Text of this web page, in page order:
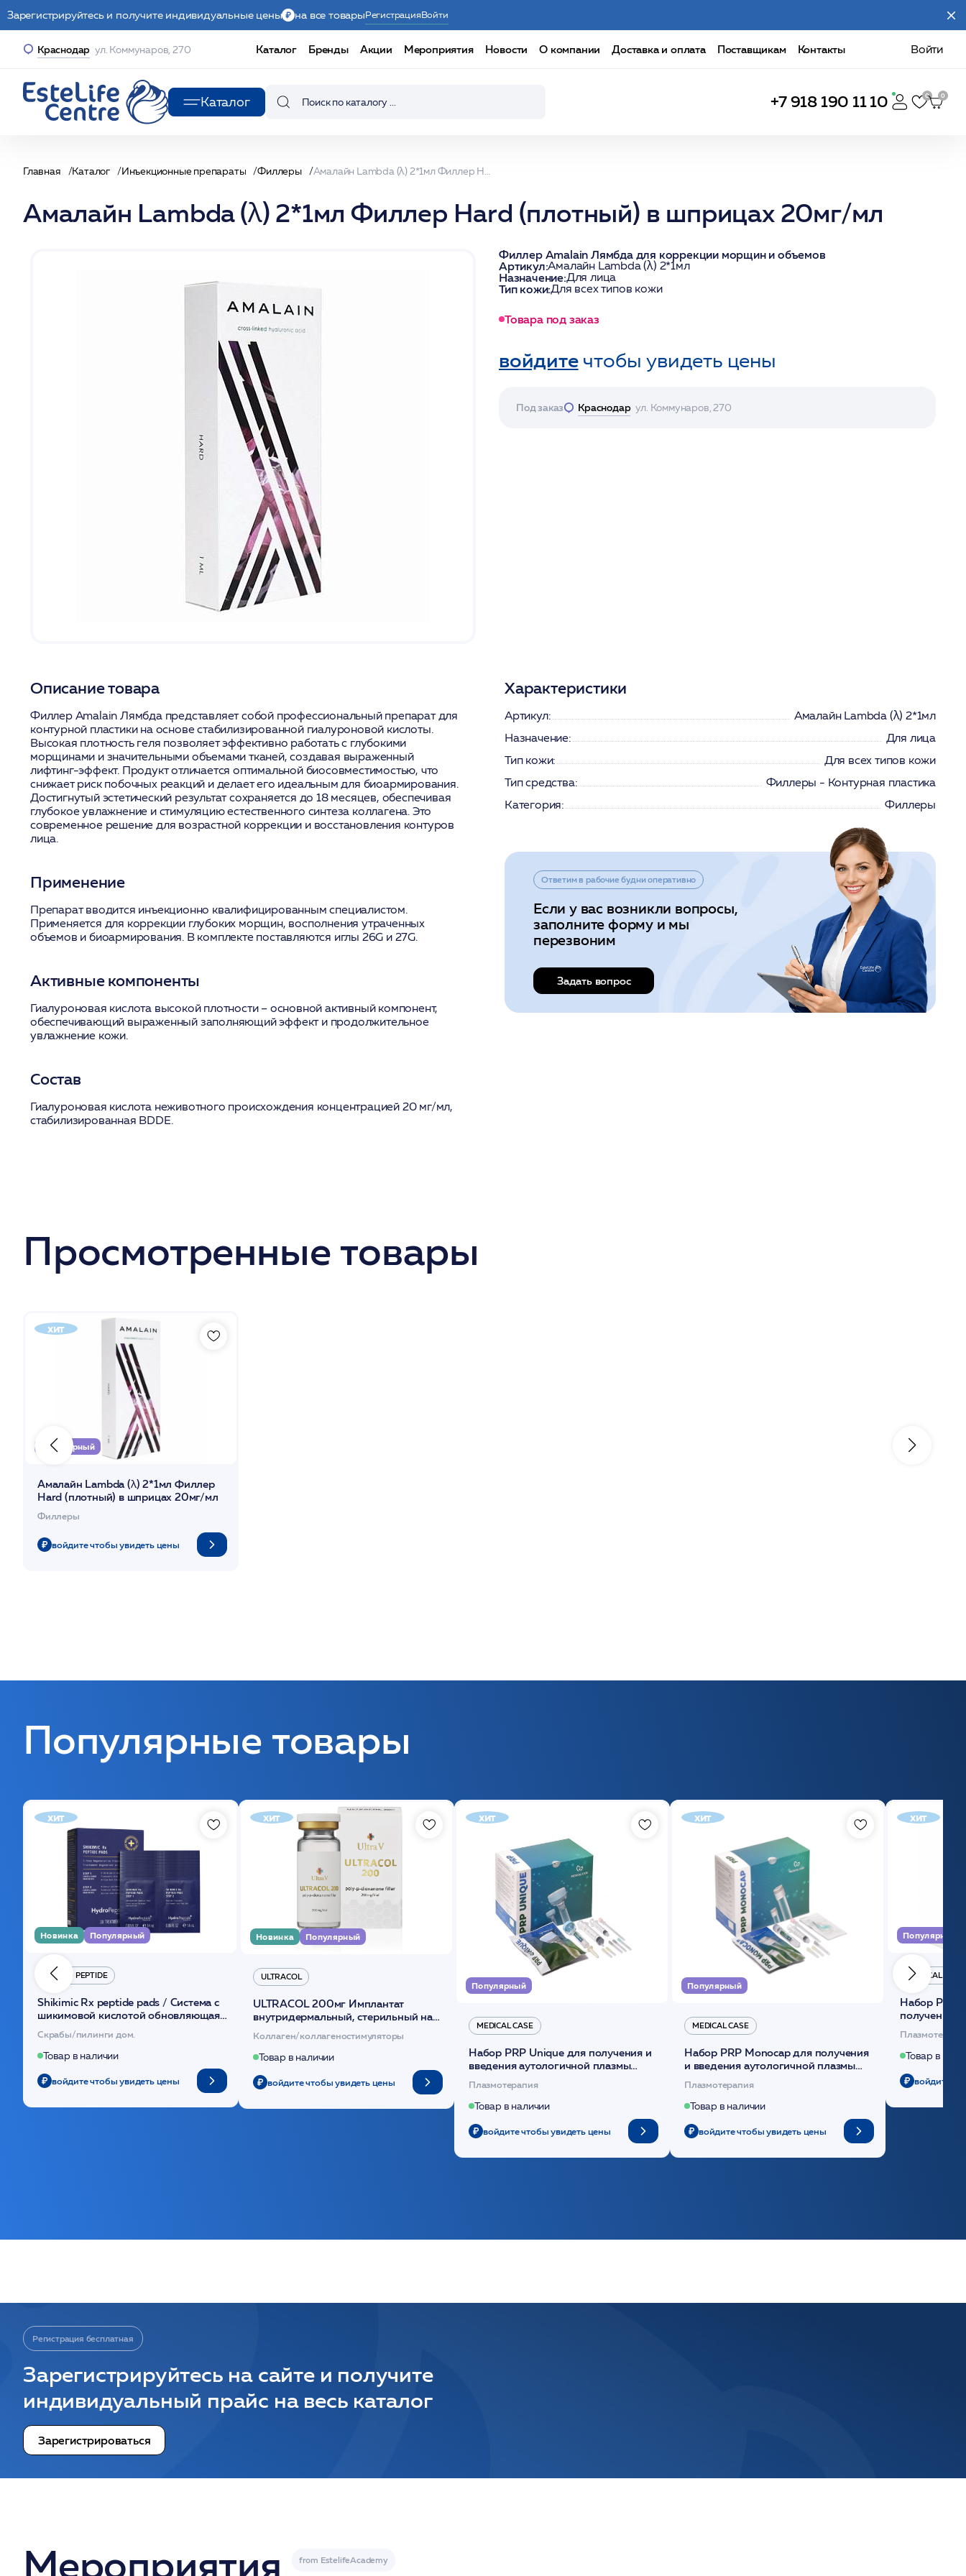
Зарегистрируйтесь и получите индивидуальные цены на все товарыРегистрацияВойти
Краснодар ул. Коммунаров, 270 Каталог Бренды Акции Мероприятия Новости О компании Доставка и оплата Поставщикам Контакты Войти
Каталог +7 918 190 11 10
Главная Каталог Инъекционные препараты Филлеры
Амалайн Lambda (λ) 2*1мл Филлер Hard (плотный) в шприцах 20мг/мл
Филлер Amalain Лямбда для коррекции морщин и объемов
Артикул:Амалайн Lambda (λ) 2*1мл
Назначение:Для лица
Тип кожи:Для всех типов кожи
Товара под заказ
войдитечтобы увидеть цены
Под заказ Краснодар ул. Коммунаров, 270
Описание товара
Филлер Amalain Лямбда представляет собой профессиональный препарат для
контурной пластики на основе стабилизированной гиалуроновой кислоты.
Высокая плотность геля позволяет эффективно работать с глубокими
морщинами и значительными объемами тканей, создавая выраженный
лифтинг-эффект. Продукт отличается оптимальной биосовместимостью, что
снижает риск побочных реакций и делает его идеальным для биоармирования.
Достигнутый эстетический результат сохраняется до 18 месяцев, обеспечивая
глубокое увлажнение и стимуляцию естественного синтеза коллагена. Это
современное решение для возрастной коррекции и восстановления контуров
лица.
Применение
Препарат вводится инъекционно квалифицированным специалистом.
Применяется для коррекции глубоких морщин, восполнения утраченных
объемов и биоармирования. В комплекте поставляются иглы 26G и 27G.
Активные компоненты
Гиалуроновая кислота высокой плотности – основной активный компонент,
обеспечивающий выраженный заполняющий эффект и продолжительное
увлажнение кожи.
Состав
Гиалуроновая кислота неживотного происхождения концентрацией 20 мг/мл,
стабилизированная BDDE.
Характеристики
Артикул:
Амалайн Lambda (λ) 2*1мл
Назначение:
Для лица
Тип кожи:
Для всех типов кожи
Тип средства:
Филлеры - Контурная пластика
Категория:
Филлеры
Ответим в рабочие будни оперативно
Если у вас возникли вопросы,
заполните форму и мы
перезвоним
Задать вопрос
Просмотренные товары
хит
Популярный
Амалайн Lambda (λ) 2*1мл Филлер
Hard (плотный) в шприцах 20мг/мл
Филлеры
войдите чтобы увидеть цены
Популярные товары
хит
Новинка Популярный
HYDRO PEPTIDE
Shikimic Rx peptide pads / Cистема с
шикимовой кислотой обновляющая
(30шт) /HP
Скрабы/пилинги дом.
Товар в наличии
войдите чтобы увидеть цены
хит
Новинка Популярный
ULTRACOL
ULTRACOL 200мг Имплантат
внутридермальный, стерильный на
основе полидиоксанона /ULTRACOL
Коллаген/коллагеностимуляторы
Товар в наличии
войдите чтобы увидеть цены
хит
Популярный
MEDICAL CASE
Набор PRP Unique для получения и
введения аутологичной плазмы
(саше 1шт)/Medical Case
Плазмотерапия
Товар в наличии
войдите чтобы увидеть цены
хит
Популярный
MEDICAL CASE
Набор PRP Monocap для получения
и введения аутологичной плазмы
(саше 1шт)/Medical Case
Плазмотерапия
Товар в наличии
войдите чтобы увидеть цены
хит
Популярный
MEDICAL CASE
Набор Plasmoactive Стандарт для
получения
плазмы
Товар в
войдите
Регистрация бесплатная
Зарегистрируйтесь на сайте и получите
индивидуальный прайс на весь каталог
Зарегистрироваться
Мероприятия